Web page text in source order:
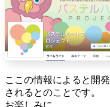
ここの情報によると開
されるとのことです。
お楽しみに。